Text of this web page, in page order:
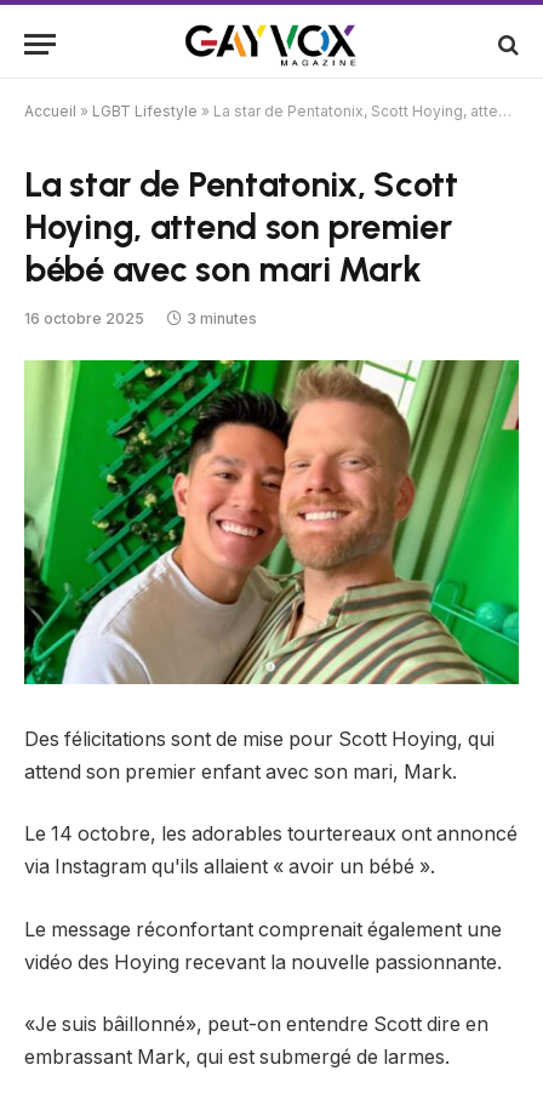
Accueil » LGBT Lifestyle » La star de Pentatonix, Scott Hoying, attend son premier bébé avec son mari Mark
La star de Pentatonix, Scott
Hoying, attend son premier
bébé avec son mari Mark
16 octobre 2025 3 minutes
Des félicitations sont de mise pour Scott Hoying, qui
attend son premier enfant avec son mari, Mark.
Le 14 octobre, les adorables tourtereaux ont annoncé
via Instagram qu'ils allaient « avoir un bébé ».
Le message réconfortant comprenait également une
vidéo des Hoying recevant la nouvelle passionnante.
«Je suis bâillonné», peut-on entendre Scott dire en
embrassant Mark, qui est submergé de larmes.